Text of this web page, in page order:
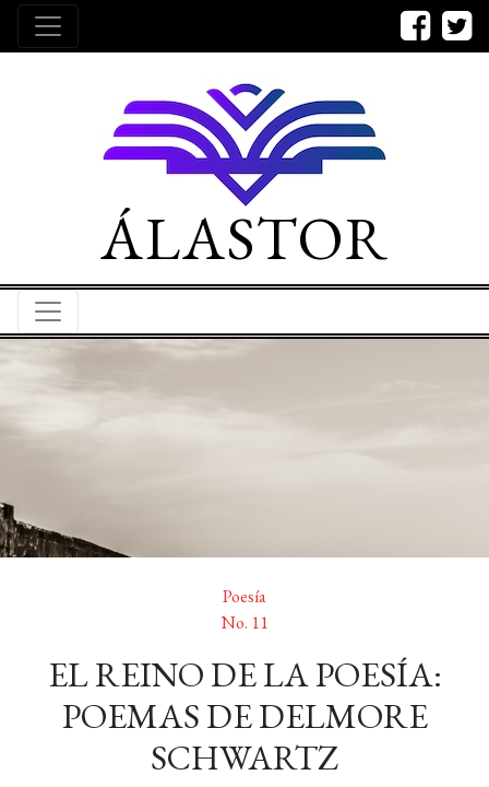
ÁLASTOR
Poesía
No. 11
EL REINO DE LA POESÍA:
POEMAS DE DELMORE
SCHWARTZ